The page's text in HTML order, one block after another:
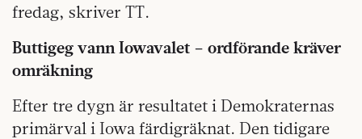
fredag, skriver TT.
Buttigeg vann Iowavalet – ordförande kräver
omräkning
Efter tre dygn är resultatet i Demokraternas
primärval i Iowa färdigräknat. Den tidigare